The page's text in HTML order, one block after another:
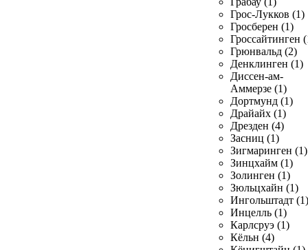
Грос-Лукков (1)
Гросберен (1)
Гроссайтинген
Грюнвальд (2)
Денклинген (1)
Диссен-ам-
Аммерзе (1)
Дортмунд (1)
Драйайх (1)
Дрезден (4)
Засниц (1)
Зигмаринген (1)
Зинцхайм (1)
Золинген (1)
Зюльцхайн (1)
Ингольштадт (1)
Инцелль (1)
Карлсруэ (1)
Кёльн (4)